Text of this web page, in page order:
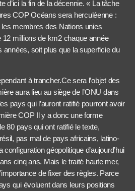
d’ici la fin de la décennie. « La tâche
COP Océans sera herculéenne :
membres des Nations unies
12 millions de km2 chaque année
années, soit plus que la superficie du
à trancher.Ce sera l’objet des
aura lieu au siège de l’ONU dans
pays qui l’auront ratifié pourront avoir
COP Il y a donc une forme
80 pays qui ont ratifié le texte,
pas mal de pays africains, latino-
géopolitique d’aujourd’hui
cinq ans. Mais le traité haute mer,
de fixer des règles. Parce
qui évoluent dans leurs positions